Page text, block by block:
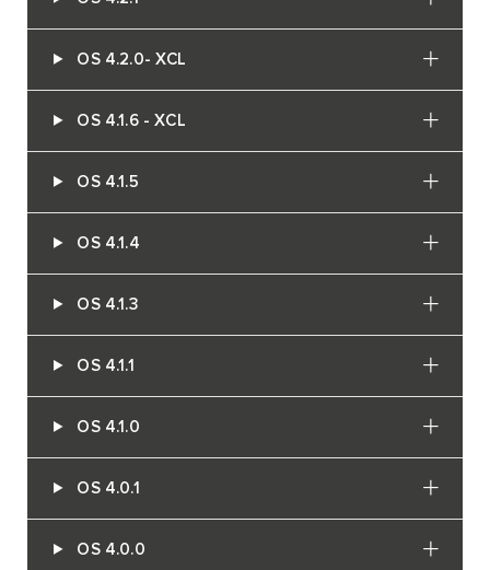
OS 4.2.0- XCL
OS 4.1.6 - XCL
OS 4.1.5
OS 4.1.4
OS 4.1.3
OS 4.1.1
OS 4.1.0
OS 4.0.1
OS 4.0.0